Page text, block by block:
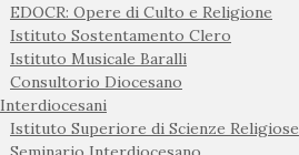
EDOCR: Opere di Culto e Religione
Istituto Sostentamento Clero
Istituto Musicale Baralli
Consultorio Diocesano
Istituto Superiore di Scienze Religiose